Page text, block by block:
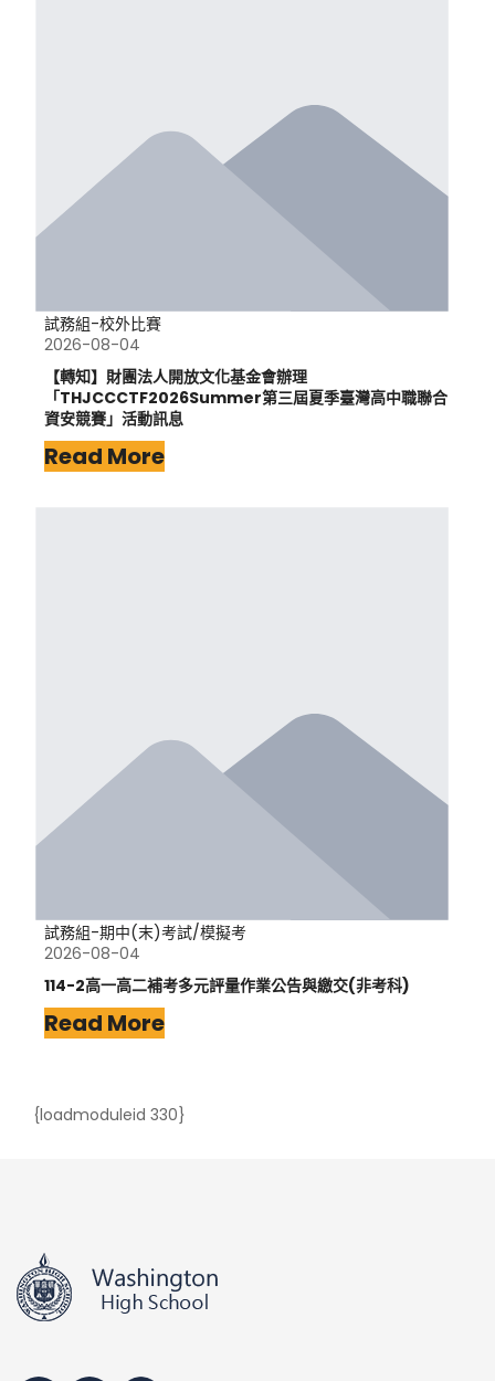
試務組-校外比賽
2026-08-04
【轉知】財團法人開放文化基金會辦理
「THJCCCTF2026Summer第三屆夏季臺灣高中職聯合
資安競賽」活動訊息
Read More
試務組-期中(末)考試/模擬考
2026-08-04
114-2高一高二補考多元評量作業公告與繳交(非考科)
Read More
{loadmoduleid 330}